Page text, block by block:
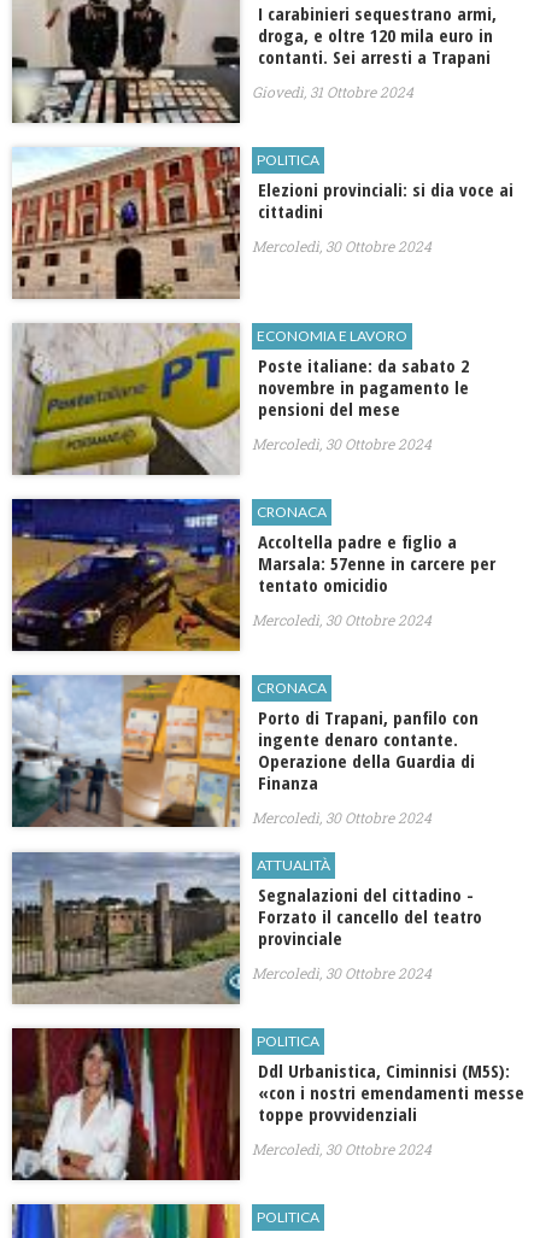
I carabinieri sequestrano armi,
droga, e oltre 120 mila euro in
contanti. Sei arresti a Trapani
Giovedì, 31 Ottobre 2024
POLITICA
Elezioni provinciali: si dia voce ai
cittadini
Mercoledì, 30 Ottobre 2024
ECONOMIA E LAVORO
Poste italiane: da sabato 2
novembre in pagamento le
pensioni del mese
Mercoledì, 30 Ottobre 2024
CRONACA
Accoltella padre e figlio a
Marsala: 57enne in carcere per
tentato omicidio
Mercoledì, 30 Ottobre 2024
CRONACA
Porto di Trapani, panfilo con
ingente denaro contante.
Operazione della Guardia di
Finanza
Mercoledì, 30 Ottobre 2024
ATTUALITÀ
Segnalazioni del cittadino -
Forzato il cancello del teatro
provinciale
Mercoledì, 30 Ottobre 2024
POLITICA
Ddl Urbanistica, Ciminnisi (M5S):
«con i nostri emendamenti messe
toppe provvidenziali
Mercoledì, 30 Ottobre 2024
POLITICA